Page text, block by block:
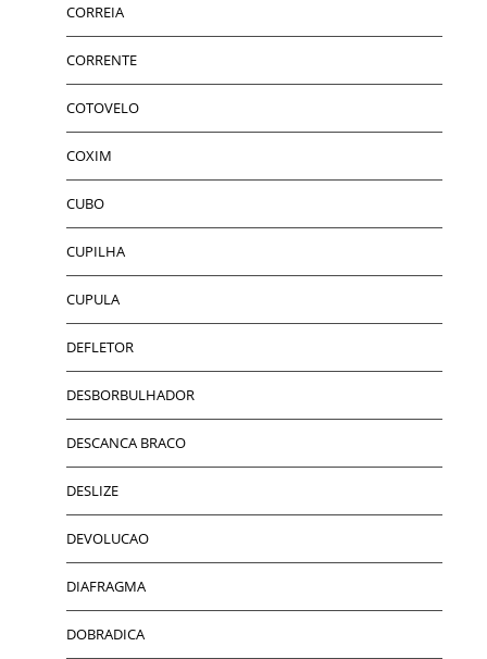
CORREIA
CORRENTE
COTOVELO
COXIM
CUBO
CUPILHA
CUPULA
DEFLETOR
DESBORBULHADOR
DESCANCA BRACO
DESLIZE
DEVOLUCAO
DIAFRAGMA
DOBRADICA